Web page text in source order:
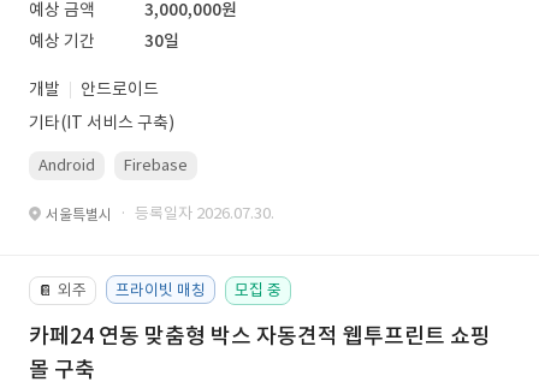
예상 금액
3,000,000원
예상 기간
30일
개발
안드로이드
기타(IT 서비스 구축)
Android Firebase
서울특별시 · 등록일자 2026.07.30.
📔 외주 프라이빗 매칭 모집 중
카페24 연동 맞춤형 박스 자동견적 웹투프린트 쇼핑
몰 구축